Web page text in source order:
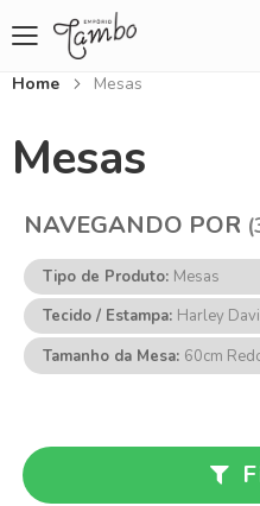
Home Mesas
Mesas
NAVEGANDO POR
Tipo de Produto Mesas
Tecido / Estampa Harley
Tamanho da Mesa 60cm